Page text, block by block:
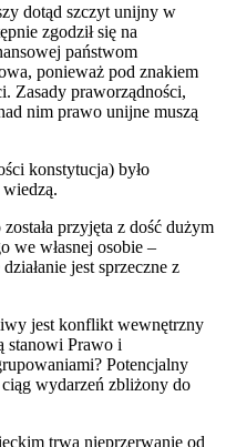
dotąd szczyt unijny w
zgodził się na
państwom
ponieważ pod znakiem
Zasady praworządności,
nim prawo unijne muszą
konstytucja) było
przyjęta z dość dużym
we własnej osobie –
jest sprzeczne z
jest konflikt wewnętrzny
stanowi Prawo i
Potencjalny
wydarzeń zbliżony do
trwa nieprzerwanie od